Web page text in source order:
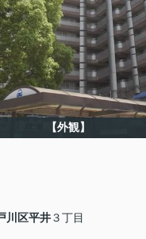
【外観】
川区平井３丁目